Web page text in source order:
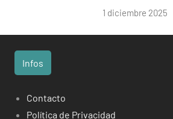
1 diciembre 2025
Infos
Contacto
Política de Privacidad